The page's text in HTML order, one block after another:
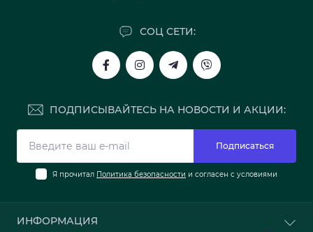
СОЦ СЕТИ:
ПОДПИСЫВАЙТЕСЬ НА НОВОСТИ И АКЦИИ:
Подписаться
Я прочитал Политика безопасности и согласен с условиями
ИНФОРМАЦИЯ